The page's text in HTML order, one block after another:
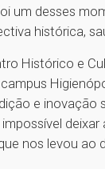
um desses
histórica,
Histórico e
e inovação
nos levou ao